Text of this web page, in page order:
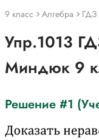
9 класс Алгебра ГДЗ
Упр.1013
Миндюк 9
Решение #1